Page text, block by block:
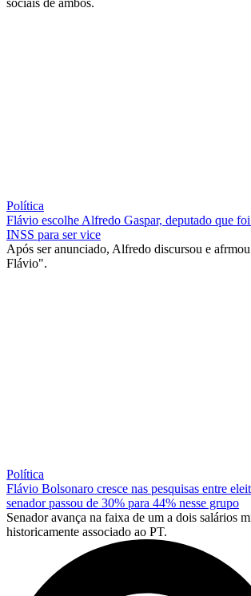
sociais de ambos.
Política
Flávio escolhe Alfredo Gaspar, deputado que
INSS para ser vice
Após ser anunciado, Alfredo discursou e
Flávio".
Política
Flávio Bolsonaro cresce nas pesquisas entre
senador passou de 30% para 44% nesse grupo
Senador avança na faixa de um a dois salários
historicamente associado ao PT.